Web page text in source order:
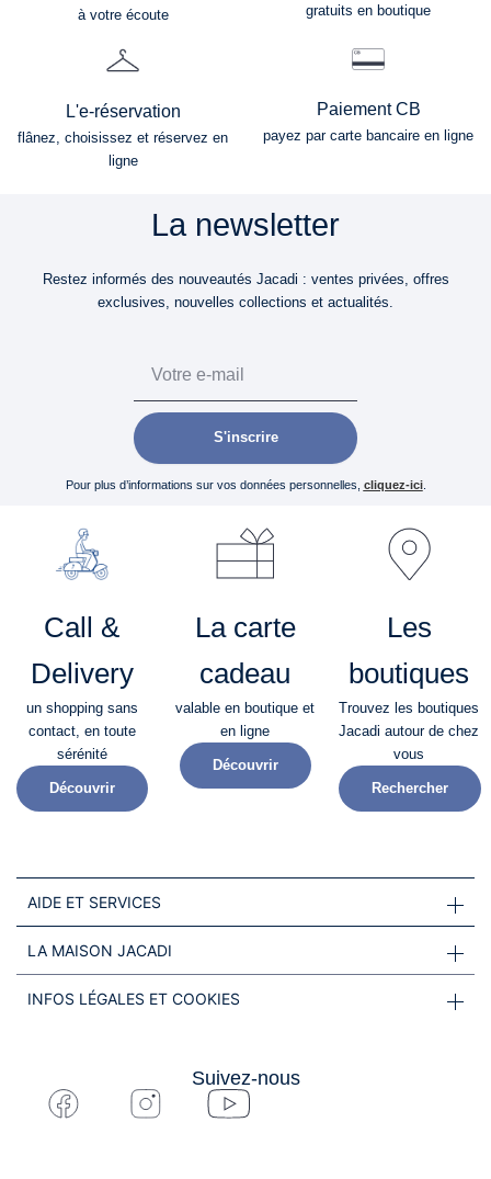
à votre écoute gratuits en boutique
L'e-réservation
flânez, choisissez et réservez en
ligne
Paiement CB
payez par carte bancaire en ligne
La newsletter
Restez informés des nouveautés Jacadi : ventes privées, offres
exclusives, nouvelles collections et actualités.
S'inscrire
Pour plus d’informations sur vos données personnelles, cliquez-ici.
Call &
Delivery
un shopping sans
contact, en toute
sérénité​
Découvrir
La carte
cadeau
valable en boutique et
en ligne
Découvrir
Les
boutiques
Trouvez les boutiques
Jacadi autour de chez
vous
Rechercher
AIDE ET SERVICES
LA MAISON JACADI
INFOS LÉGALES ET COOKIES
Suivez-nous